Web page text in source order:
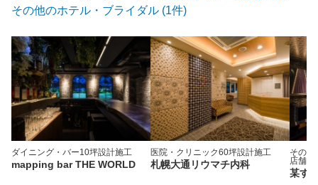
その他のホテル・ブライダル (1件)
ダイニング・バー10坪設計施工
mapping bar THE WORLD
医院・クリニック60坪設計施工
札幌大通リウマチ内科
その他
店舗デ
某す